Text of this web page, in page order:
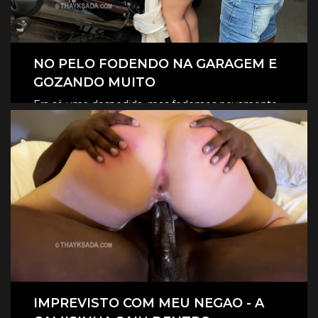
NO PELO FODENDO NA GARAGEM E
GOZANDO MUITO
Era só uma despedida, mas fodemos novamente
na garagem, e claro que foi no pelo, eles
revesaram gozar dentro de mim.
CLIQUE AQUI E ASSISTA
IMPREVISTO COM MEU NEGAO - A